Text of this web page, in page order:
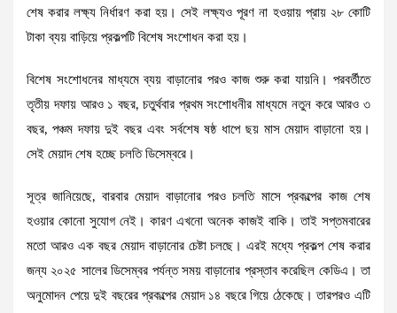
শেষ করার লক্ষ্য নির্ধারণ করা হয়। সেই লক্ষ্যও পূরণ না হওয়ায় প্রায় ২৮ কোটি
টাকা ব্যয় বাড়িয়ে প্রকল্পটি বিশেষ সংশোধন করা হয়।
বিশেষ সংশোধনের মাধ্যমে ব্যয় বাড়ানোর পরও কাজ শুরু করা যায়নি। পরবর্তীতে
তৃতীয় দফায় আরও ১ বছর, চতুর্থবার প্রথম সংশোধনীর মাধ্যমে নতুন করে আরও ৩
বছর, পঞ্চম দফায় দুই বছর এবং সর্বশেষ ষষ্ঠ ধাপে ছয় মাস মেয়াদ বাড়ানো হয়।
সেই মেয়াদ শেষ হচ্ছে চলতি ডিসেম্বরে।
সূত্র জানিয়েছে, বারবার মেয়াদ বাড়ানোর পরও চলতি মাসে প্রকল্পের কাজ শেষ
হওয়ার কোনো সুযোগ নেই। কারণ এখনো অনেক কাজই বাকি। তাই সপ্তমবারের
মতো আরও এক বছর মেয়াদ বাড়ানোর চেষ্টা চলছে। এরই মধ্যে প্রকল্প শেষ করার
জন্য ২০২৫ সালের ডিসেম্বর পর্যন্ত সময় বাড়ানোর প্রস্তাব করেছিল কেডিএ। তা
অনুমোদন পেয়ে দুই বছরের প্রকল্পের মেয়াদ ১৪ বছরে গিয়ে ঠেকেছে। তারপরও এটি